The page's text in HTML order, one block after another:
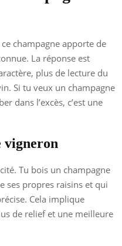
champagne apporte de
La réponse est
plus de lecture du
Si tu veux un champagne
dans l’excès, c’est une
vigneron
Tu bois un champagne
ses propres raisins et qui
Cela implique
de relief et une meilleure